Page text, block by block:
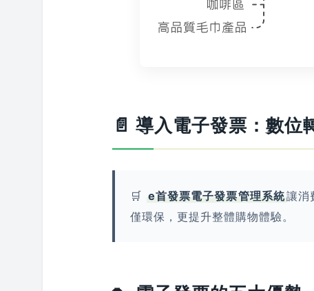
📄 導入電子發票：數位
🛒 e首發票電子發票管理系統讓消
僅環保，更提升整體購物體驗。